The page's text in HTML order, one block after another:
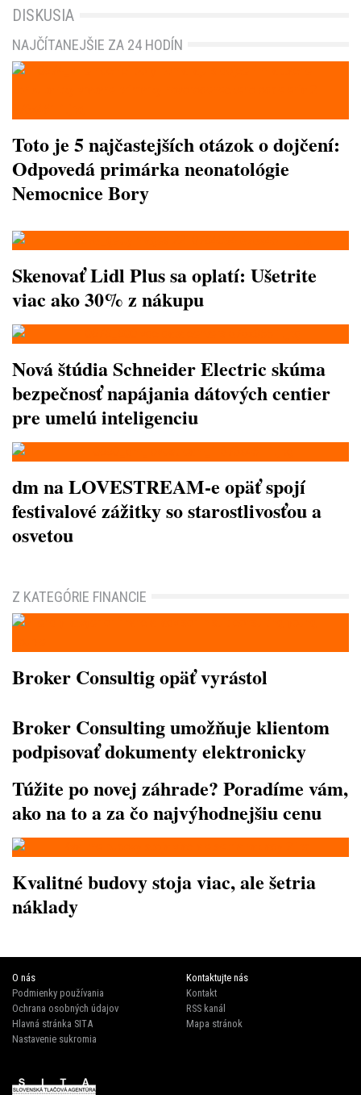
DISKUSIA
NAJČÍTANEJŠIE ZA 24 HODÍN
Toto je 5 najčastejších otázok o dojčení:
Odpovedá primárka neonatológie
Nemocnice Bory
Skenovať Lidl Plus sa oplatí: Ušetrite
viac ako 30% z nákupu
Nová štúdia Schneider Electric skúma
bezpečnosť napájania dátových centier
pre umelú inteligenciu
dm na LOVESTREAM-e opäť spojí
festivalové zážitky so starostlivosťou a
osvetou
Z KATEGÓRIE FINANCIE
Broker Consultig opäť vyrástol
Broker Consulting umožňuje klientom
podpisovať dokumenty elektronicky
Túžite po novej záhrade? Poradíme vám,
ako na to a za čo najvýhodnejšiu cenu
Kvalitné budovy stoja viac, ale šetria
náklady
O nás
Podmienky používania
Ochrana osobných údajov
Hlavná stránka SITA
Nastavenie sukromia
Kontaktujte nás
Kontakt
RSS kanál
Mapa stránok